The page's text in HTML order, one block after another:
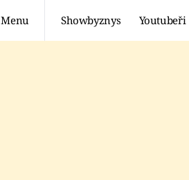
Menu Showbyznys Youtubeři